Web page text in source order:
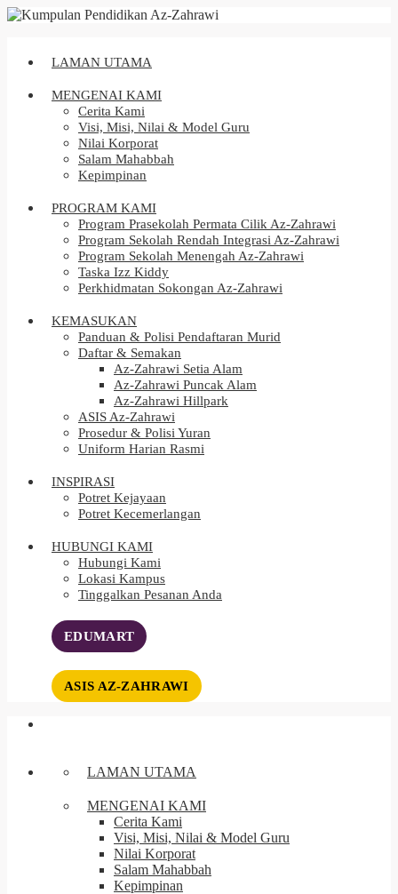
LAMAN UTAMA
MENGENAI KAMI
Cerita Kami
Visi, Misi, Nilai & Model Guru
Nilai Korporat
Salam Mahabbah
Kepimpinan
PROGRAM KAMI
Program Prasekolah Permata Cilik Az-Zahrawi
Program Sekolah Rendah Integrasi Az-Zahrawi
Program Sekolah Menengah Az-Zahrawi
Taska Izz Kiddy
Perkhidmatan Sokongan Az-Zahrawi
KEMASUKAN
Panduan & Polisi Pendaftaran Murid
Daftar & Semakan
Az-Zahrawi Setia Alam
Az-Zahrawi Puncak Alam
Az-Zahrawi Hillpark
ASIS Az-Zahrawi
Prosedur & Polisi Yuran
Uniform Harian Rasmi
INSPIRASI
Potret Kejayaan
Potret Kecemerlangan
HUBUNGI KAMI
Hubungi Kami
Lokasi Kampus
Tinggalkan Pesanan Anda
EDUMART
ASIS AZ-ZAHRAWI
LAMAN UTAMA
MENGENAI KAMI
Cerita Kami
Visi, Misi, Nilai & Model Guru
Nilai Korporat
Salam Mahabbah
Kepimpinan